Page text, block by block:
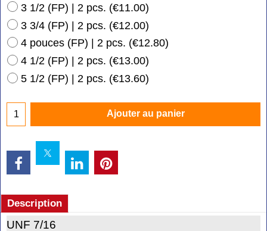
3 1/2 (FP) | 2 pcs. (€11.00)
3 3/4 (FP) | 2 pcs. (€12.00)
4 pouces (FP) | 2 pcs. (€12.80)
4 1/2 (FP) | 2 pcs. (€13.00)
5 1/2 (FP) | 2 pcs. (€13.60)
Ajouter au panier
Description
UNF 7/16